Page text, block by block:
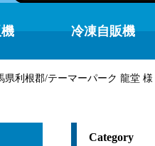
冷凍自販機
県利根郡/テーマーパーク 龍堂 様
Category